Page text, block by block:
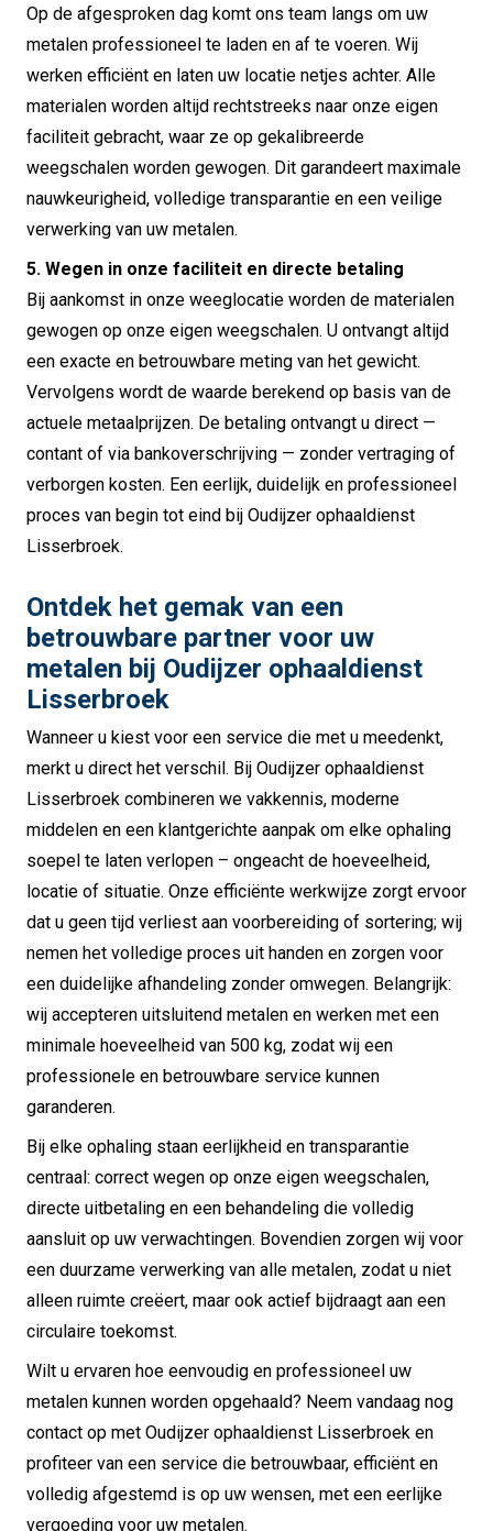
Op de afgesproken dag komt ons team langs om uw
metalen professioneel te laden en af te voeren. Wij
werken efficiënt en laten uw locatie netjes achter. Alle
materialen worden altijd rechtstreeks naar onze eigen
faciliteit gebracht, waar ze op gekalibreerde
weegschalen worden gewogen. Dit garandeert maximale
nauwkeurigheid, volledige transparantie en een veilige
verwerking van uw metalen.
5. Wegen in onze faciliteit en directe betaling
Bij aankomst in onze weeglocatie worden de materialen
gewogen op onze eigen weegschalen. U ontvangt altijd
een exacte en betrouwbare meting van het gewicht.
Vervolgens wordt de waarde berekend op basis van de
actuele metaalprijzen. De betaling ontvangt u direct —
contant of via bankoverschrijving — zonder vertraging of
verborgen kosten. Een eerlijk, duidelijk en professioneel
proces van begin tot eind bij Oudijzer ophaaldienst
Lisserbroek.
Ontdek het gemak van een
betrouwbare partner voor uw
metalen bij Oudijzer ophaaldienst
Lisserbroek
Wanneer u kiest voor een service die met u meedenkt,
merkt u direct het verschil. Bij Oudijzer ophaaldienst
Lisserbroek combineren we vakkennis, moderne
middelen en een klantgerichte aanpak om elke ophaling
soepel te laten verlopen – ongeacht de hoeveelheid,
locatie of situatie. Onze efficiënte werkwijze zorgt ervoor
dat u geen tijd verliest aan voorbereiding of sortering; wij
nemen het volledige proces uit handen en zorgen voor
een duidelijke afhandeling zonder omwegen. Belangrijk:
wij accepteren uitsluitend metalen en werken met een
minimale hoeveelheid van 500 kg, zodat wij een
professionele en betrouwbare service kunnen
garanderen.
Bij elke ophaling staan eerlijkheid en transparantie
centraal: correct wegen op onze eigen weegschalen,
directe uitbetaling en een behandeling die volledig
aansluit op uw verwachtingen. Bovendien zorgen wij voor
een duurzame verwerking van alle metalen, zodat u niet
alleen ruimte creëert, maar ook actief bijdraagt aan een
circulaire toekomst.
Wilt u ervaren hoe eenvoudig en professioneel uw
metalen kunnen worden opgehaald? Neem vandaag nog
contact op met Oudijzer ophaaldienst Lisserbroek en
profiteer van een service die betrouwbaar, efficiënt en
volledig afgestemd is op uw wensen, met een eerlijke
vergoeding voor uw metalen.